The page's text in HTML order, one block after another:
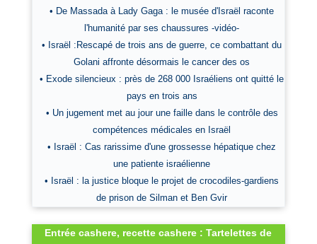
• De Massada à Lady Gaga : le musée d'Israël raconte
l'humanité par ses chaussures -vidéo-
• Israël :Rescapé de trois ans de guerre, ce combattant du
Golani affronte désormais le cancer des os
• Exode silencieux : près de 268 000 Israéliens ont quitté le
pays en trois ans
• Un jugement met au jour une faille dans le contrôle des
compétences médicales en Israël
• Israël : Cas rarissime d'une grossesse hépatique chez
une patiente israélienne
• Israël : la justice bloque le projet de crocodiles-gardiens
de prison de Silman et Ben Gvir
Entrée cashere, recette cashere : Tartelettes de